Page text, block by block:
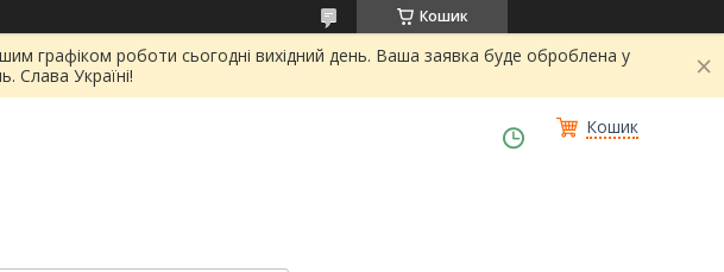
Кошик
графіком роботи сьогодні вихідний день. Ваша заявка буде оброблена у
Слава Україні!
Кошик